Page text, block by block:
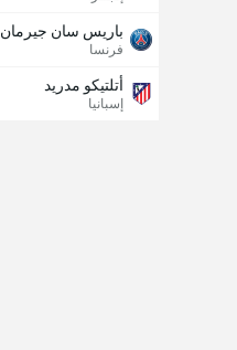
باريس سان جيرمان
فرنسا
أتلتيكو مدريد
إسبانيا